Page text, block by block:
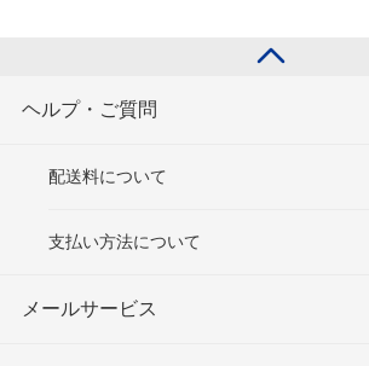
ヘルプ・ご質問
配送料について
支払い方法について
メールサービス